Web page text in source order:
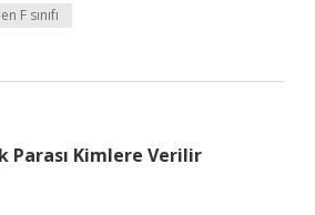
F sınıfı
Parası Kimlere Verilir